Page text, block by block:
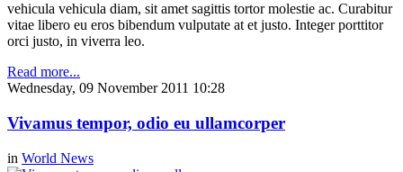
vehicula vehicula diam, sit amet sagittis tortor molestie ac. Curabitur
vitae libero eu eros bibendum vulputate at et justo. Integer porttitor
orci justo, in viverra leo.
Read more...
Wednesday, 09 November 2011 10:28
Vivamus tempor, odio eu ullamcorper
in World News